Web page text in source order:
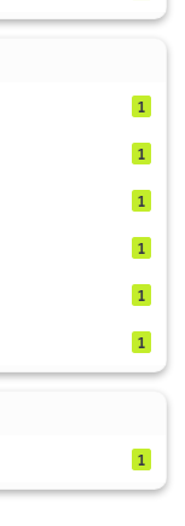
1
1
1
1
1
1
1